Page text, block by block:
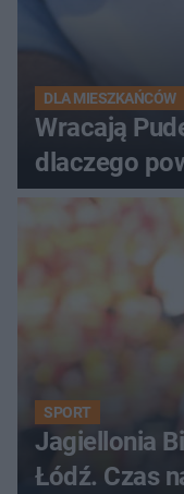
DLA MIESZKAŃCÓW
Wracają
dlaczego
SPORT
Jagiellonia
Łódź. Czas